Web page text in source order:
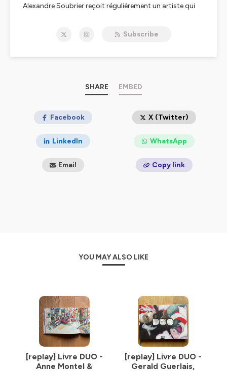
Alexandre Soubrier reçoit régulièrement un artiste qui
Subscribe
SHARE EMBED
Facebook X (Twitter)
LinkedIn WhatsApp
Email Copy link
YOU MAY ALSO LIKE
[replay] Livre DUO -
Anne Montel &
[replay] Livre DUO -
Gerald Guerlais,